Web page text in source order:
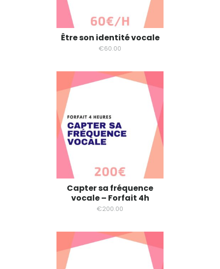
Être son identité vocale
€60.00
Capter sa fréquence
vocale – Forfait 4h
€200.00